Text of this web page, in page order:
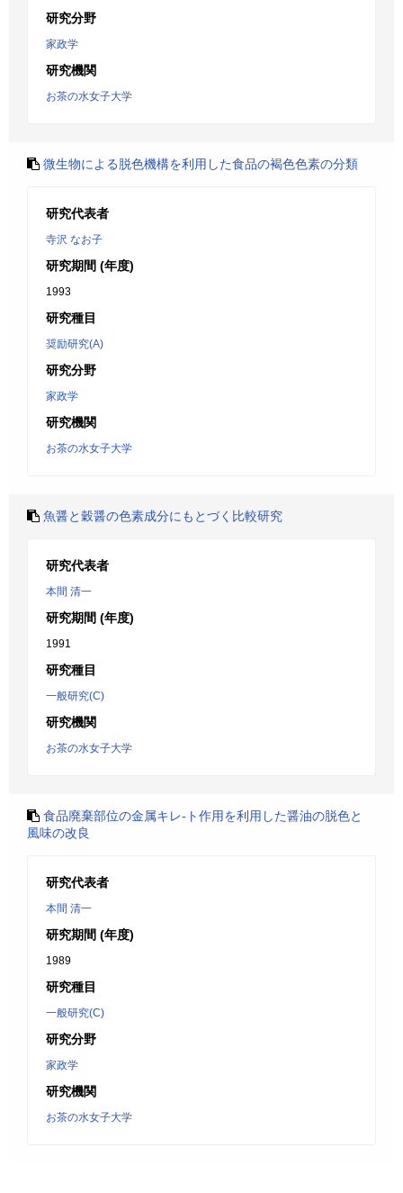
研究分野
家政学
研究機関
お茶の水女子大学
微生物による脱色機構を利用した食品の褐色色素の分類
研究代表者
寺沢 なお子
研究期間 (年度)
1993
研究種目
奨励研究(A)
研究分野
家政学
研究機関
お茶の水女子大学
魚醤と穀醤の色素成分にもとづく比較研究
研究代表者
本間 清一
研究期間 (年度)
1991
研究種目
一般研究(C)
研究機関
お茶の水女子大学
食品廃棄部位の金属キレ-ト作用を利用した醤油の脱色と
風味の改良
研究代表者
本間 清一
研究期間 (年度)
1989
研究種目
一般研究(C)
研究分野
家政学
研究機関
お茶の水女子大学